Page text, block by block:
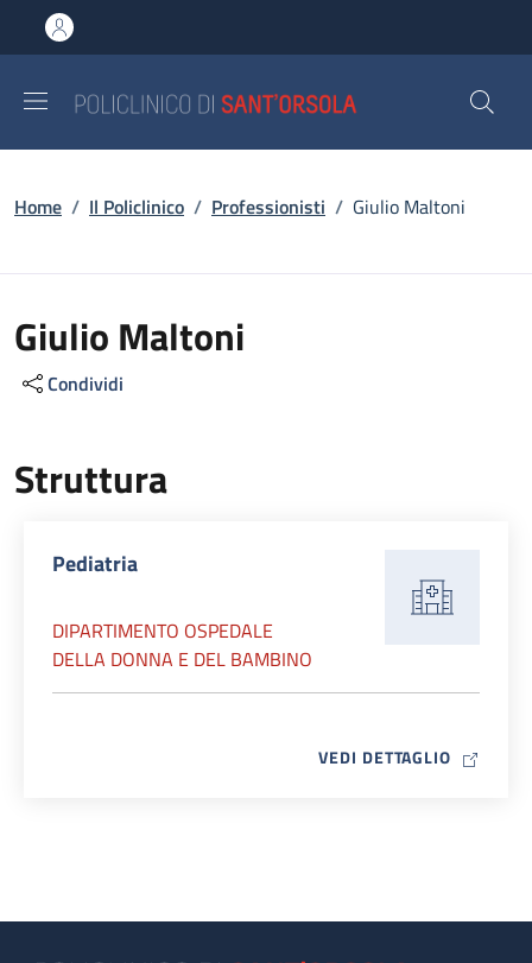
al contenuto principale
to footer content
Briciole di pane
Home / Il Policlinico / Professionisti / Giulio Maltoni
Giulio Maltoni
Condividi
Struttura
Pediatria
DIPARTIMENTO OSPEDALE
DELLA DONNA E DEL BAMBINO
VEDI DETTAGLIO MAP ICON